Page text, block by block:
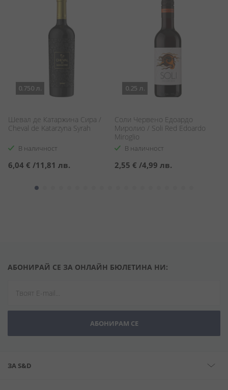
0.750 л.
Шевал де Катаржина Сира /
Cheval de Katarzyna Syrah
В наличност
6,04 € /11,81 лв.
0.25 л.
Соли Червено Едоардо
Миролио / Soli Red Edoardo
Miroglio
В наличност
2,55 € /4,99 лв.
АБОНИРАЙ СЕ ЗА ОНЛАЙН БЮЛЕТИНА НИ:
АБОНИРАМ СЕ
ЗА S&D